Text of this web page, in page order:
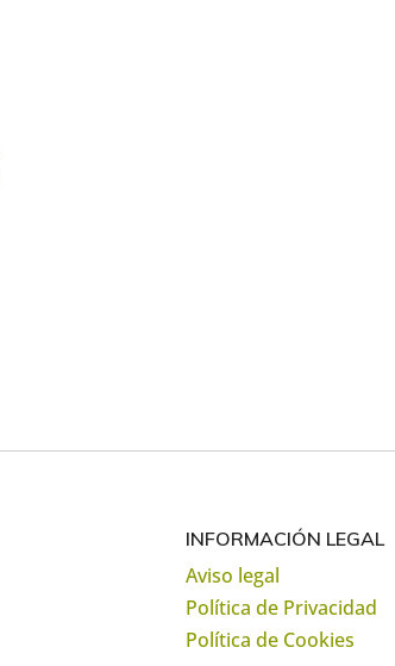
INFORMACIÓN LEGAL
Aviso legal
Política de Privacidad
Política de Cookies